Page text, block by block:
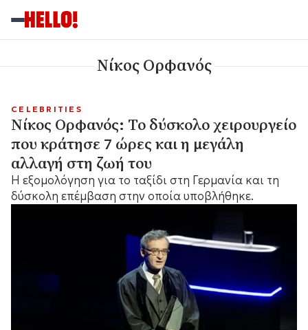
Νίκος Ορφανός
CELEBRITIES
Νίκος Ορφανός: Το δύσκολο χειρουργείο
που κράτησε 7 ώρες και η μεγάλη
αλλαγή στη ζωή του
Η εξομολόγηση για το ταξίδι στη Γερμανία και τη
δύσκολη επέμβαση στην οποία υποβλήθηκε.